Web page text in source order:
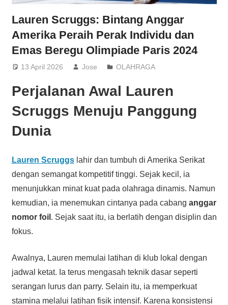
Lauren Scruggs: Bintang Anggar
Amerika Peraih Perak Individu dan
Emas Beregu Olimpiade Paris 2024
13 April 2026 Jose OLAHRAGA
Perjalanan Awal Lauren
Scruggs Menuju Panggung
Dunia
Lauren Scruggslahir dan tumbuh di Amerika Serikat
dengan semangat kompetitif tinggi. Sejak kecil, ia
menunjukkan minat kuat pada olahraga dinamis. Namun
kemudian, ia menemukan cintanya pada cabang anggar
nomor foil . Sejak saat itu, ia berlatih dengan disiplin dan
fokus.
Awalnya, Lauren memulai latihan di klub lokal dengan
jadwal ketat. Ia terus mengasah teknik dasar seperti
serangan lurus dan parry. Selain itu, ia memperkuat
stamina melalui latihan fisik intensif. Karena konsistensi